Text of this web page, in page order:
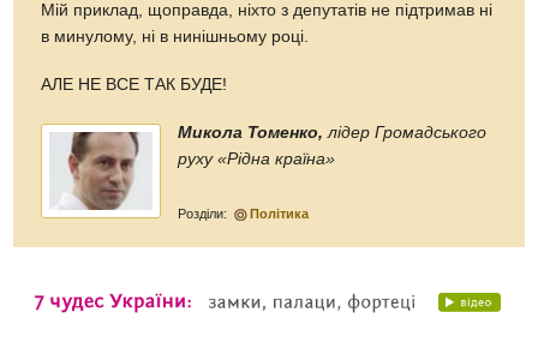
Мій приклад, щоправда, ніхто з депутатів не підтримав ні
в минулому, ні в нинішньому році.
АЛЕ НЕ ВСЕ ТАК БУДЕ!
Микола Томенко, лідер Громадського
руху «Рідна країна»
Розділи: Політика